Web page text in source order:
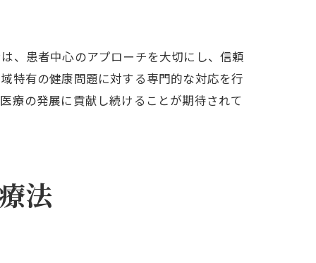
、患者中心のアプローチを大切にし、信頼
特有の健康問題に対する専門的な対応を行
療の発展に貢献し続けることが期待されて
法